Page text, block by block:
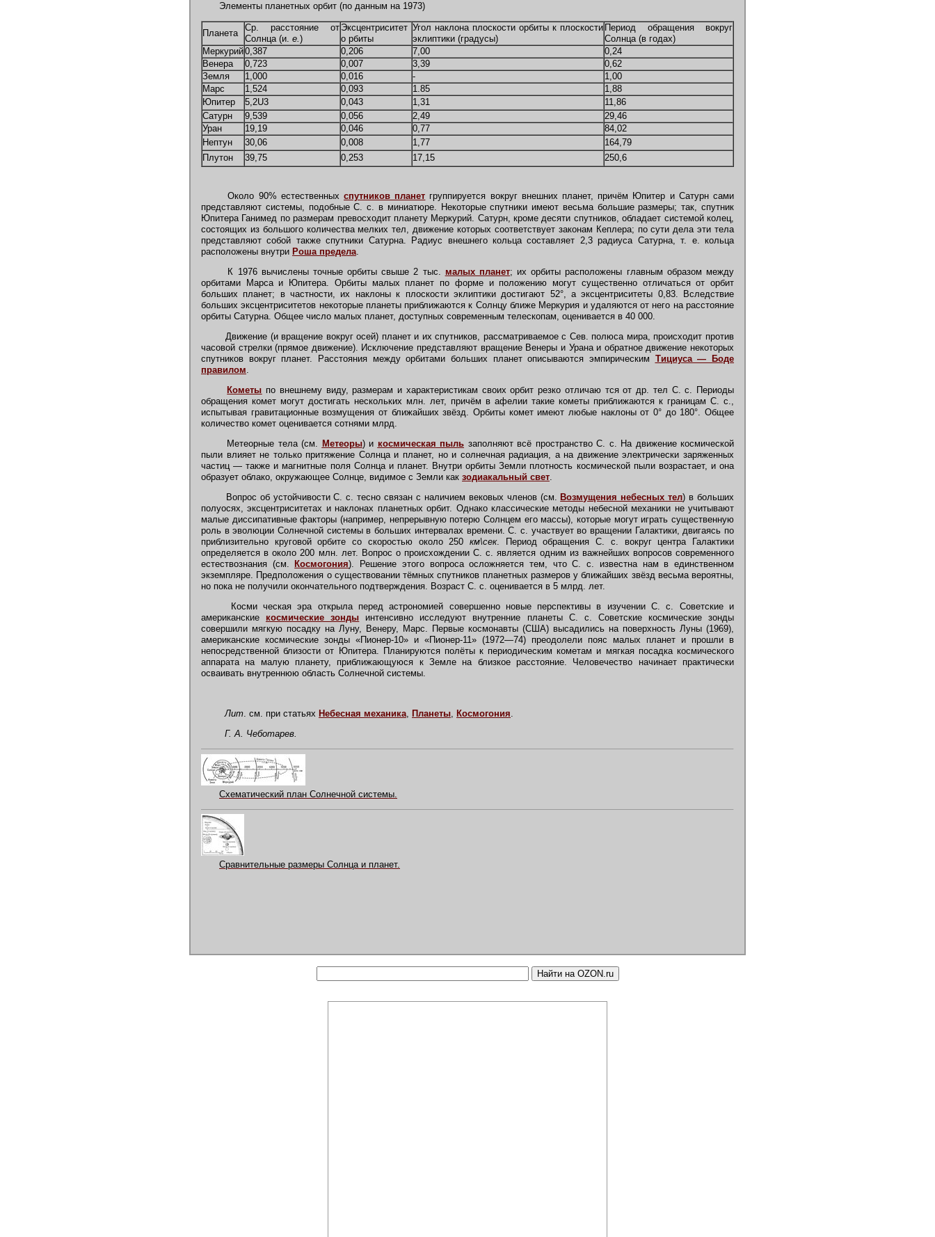
Элементы планетных орбит (по данным на 1973)
Планета
Ср. расстояние от
Солнца (и. е.)
Эксцентриситет
о рбиты
Угол наклона плоскости орбиты к плоскости
эклиптики (градусы)
Период обращения вокруг
Солнца (в годах)
Меркурий0,387 0,206 7,00
0,24
Венера
0,723 0,007 3,39
0,62
Земля
1,000 0,016 -
1,00
Марс
1,524 0,093 1.85
1,88
Юпитер
5,2U3 0,043 1,31
11,86
Сатурн
9,539 0,056 2,49
29,46
Уран
19,19 0,046 0,77
84,02
Нептун
30,06 0,008 1,77
164,79
Плутон
39,75 0,253 17,15 250,6
Около 90% естественныхспутников планет группируется вокруг внешних планет, причём Юпитер и Сатурн сами
представляют системы, подобные С. с. в миниатюре. Некоторые спутники имеют весьма большие размеры; так, спутник
Юпитера Ганимед по размерам превосходит планету Меркурий. Сатурн, кроме десяти спутников, обладает системой колец,
состоящих из большого количества мелких тел, движение которых соответствует законам Кеплера; по сути дела эти тела
представляют собой также спутники Сатурна. Радиус внешнего кольца составляет 2,3 радиуса Сатурна, т. е. кольца
расположены внутри Роша предела.
К 1976 вычислены точные орбиты свыше 2 тыс. малых планет; их орбиты расположены главным образом между
орбитами Марса и Юпитера. Орбиты малых планет по форме и положению могут существенно отличаться от орбит
больших планет; в частности, их наклоны к плоскости эклиптики достигают 52°, а эксцентриситеты 0,83. Вследствие
больших эксцентриситетов некоторые планеты приближаются к Солнцу ближе Меркурия и удаляются от него на расстояние
орбиты Сатурна. Общее число малых планет, доступных современным телескопам, оценивается в 40 000.
Движение (и вращение вокруг осей) планет и их спутников, рассматриваемое с Сев. полюса мира, происходит против
часовой стрелки (прямое движение). Исключение представляют вращение Венеры и Урана и обратное движение некоторых
спутников вокруг планет. Расстояния между орбитами больших планет описываются эмпирическим Тициуса — Боде
правилом.
Кометы по внешнему виду, размерам и характеристикам своих орбит резко отличаю тся от др. тел С. с. Периоды
обращения комет могут достигать нескольких млн. лет, причём в афелии такие кометы приближаются к границам С. с.,
испытывая гравитационные возмущения от ближайших звёзд. Орбиты комет имеют любые наклоны от 0° до 180°. Общее
количество комет оценивается сотнями млрд.
Метеорные тела (см. Метеоры) и космическая пыль заполняют всё пространство С. с. На движение космической
пыли влияет не только притяжение Солнца и планет, но и солнечная радиация, а на движение электрически заряженных
частиц — также и магнитные поля Солнца и планет. Внутри орбиты Земли плотность космической пыли возрастает, и она
образует облако, окружающее Солнце, видимое с Земли как зодиакальный свет.
Вопрос об устойчивости С. с. тесно связан с наличием вековых членов (см. Возмущения небесных тел) в больших
полуосях, эксцентриситетах и наклонах планетных орбит. Однако классические методы небесной механики не учитывают
малые диссипативные факторы (например, непрерывную потерю Солнцем его массы), которые могут играть существенную
роль в эволюции Солнечной системы в больших интервалах времени. С. с. участвует во вращении Галактики, двигаясь по
приблизительно круговой орбите со скоростью около 250 км\сек. Период обращения С. с. вокруг центра Галактики
определяется в около 200 млн. лет. Вопрос о происхождении С. с. является одним из важнейших вопросов современного
естествознания (см.
Космогония). Решение этого вопроса осложняется тем, что С. с. известна нам в единственном
экземпляре. Предположения о существовании тёмных спутников планетных размеров у ближайших звёзд весьма вероятны,
но пока не получили окончательного подтверждения. Возраст С. с. оценивается в 5 млрд. лет.
Косми ческая эра открыла перед астрономией совершенно новые перспективы в изучении С. с. Советские и
американские космические зонды интенсивно исследуют внутренние планеты С. с. Советские космические зонды
совершили мягкую посадку на Луну, Венеру, Марс. Первые космонавты (США) высадились на поверхность Луны (1969),
американские космические зонды «Пионер-10» и «Пионер-11» (1972—74) преодолели пояс малых планет и прошли в
непосредственной близости от Юпитера. Планируются полёты к периодическим кометам и мягкая посадка космического
аппарата на малую планету, приближающуюся к Земле на близкое расстояние. Человечество начинает практически
осваивать внутреннюю область Солнечной системы.
Лит. см. при статьях Небесная механика, Планеты, Космогония.
Г. А. Чеботарев.
Схематический план Солнечной системы.
Сравнительные размеры Солнца и планет.